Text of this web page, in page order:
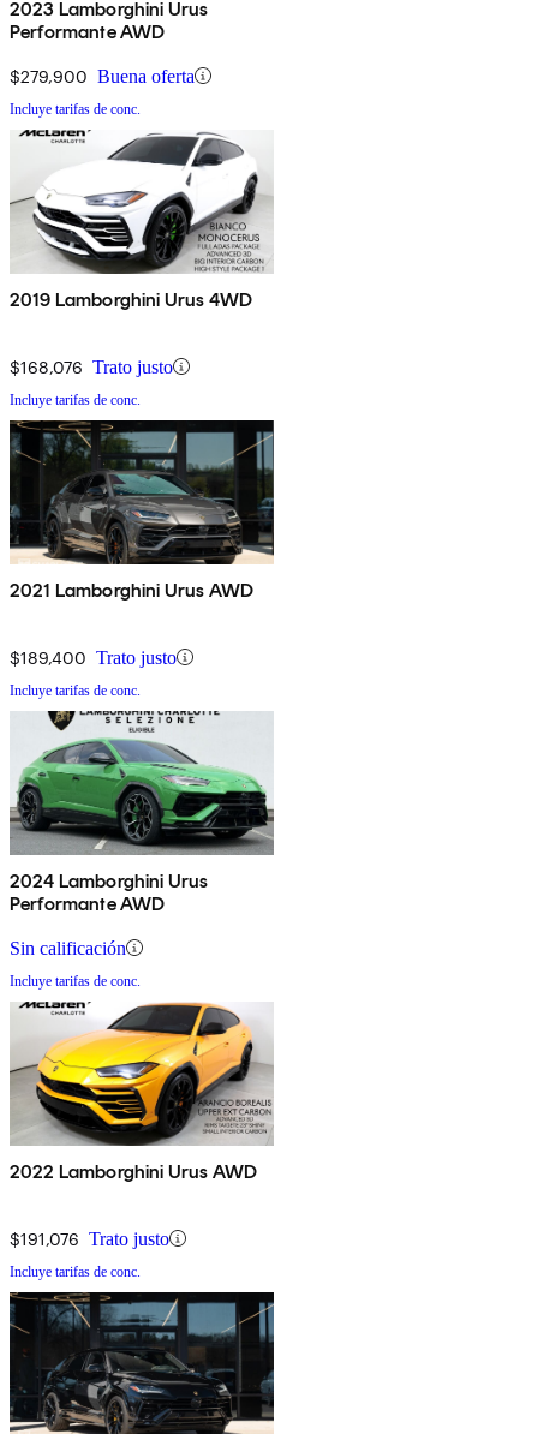
2023 Lamborghini Urus
Performante AWD
$279,900 Buena oferta
Incluye tarifas de conc.
2019 Lamborghini Urus 4WD
$168,076 Trato justo
Incluye tarifas de conc.
2021 Lamborghini Urus AWD
$189,400 Trato justo
Incluye tarifas de conc.
2024 Lamborghini Urus
Performante AWD
Sin calificación
Incluye tarifas de conc.
2022 Lamborghini Urus AWD
$191,076 Trato justo
Incluye tarifas de conc.